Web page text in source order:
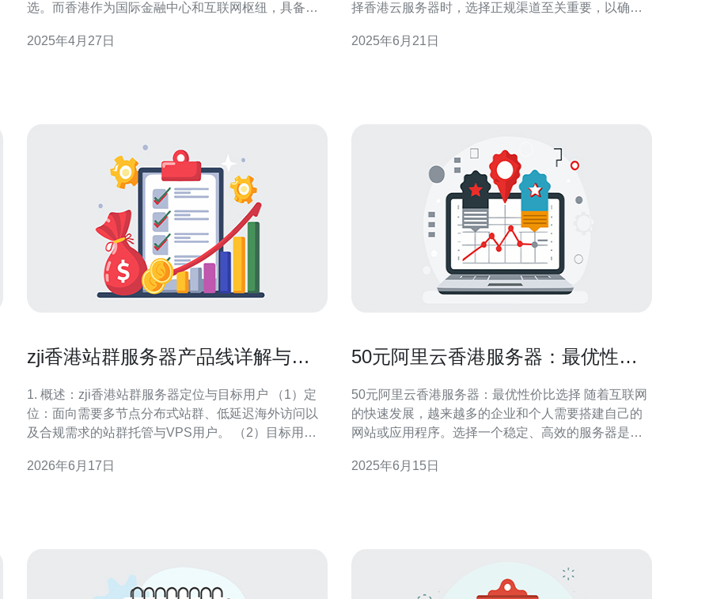
选。而香港作为国际金融中心和互联网枢纽，具备了
租用服务器的热门选择。本文将为您提供一份简洁直
2025年4月27日
择香港云服务器时，选择正规渠道至关重要，以确保
港云服务器正规渠道的建议。 在选择云服务器之前，
2025年6月21日
zji香港站群服务器产品线详解与部
1. 概述：zji香港站群服务器定位与目标用户 （1）定
位：面向需要多节点分布式站群、低延迟海外访问以
及合规需求的站群托管与VPS用户。 （2）目标用
型集群。 （3）核心诉求：稳定性、带宽与DDoS防护
2026年6月17日
50元阿里云香港服务器：最优性价
50元阿里云香港服务器：最优性价比选择 随着互联网
的快速发展，越来越多的企业和个人需要搭建自己的
网站或应用程序。选择一个稳定、高效的服务器是至
快、稳定性好等优势备受用户青睐。其中，50元的香
2025年6月15日